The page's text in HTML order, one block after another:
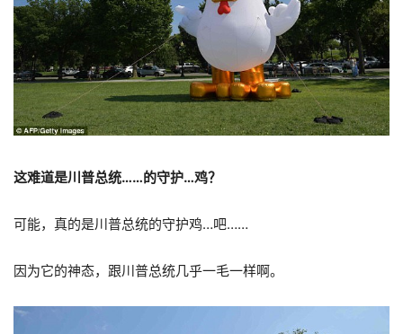
这难道是川普总统……的守护…鸡？
可能，真的是川普总统的守护鸡…吧……
因为它的神态，跟川普总统几乎一毛一样啊。